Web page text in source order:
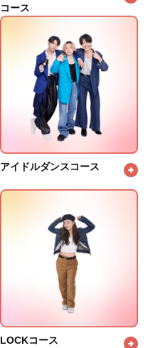
コース
アイドルダンスコース
LOCKコース